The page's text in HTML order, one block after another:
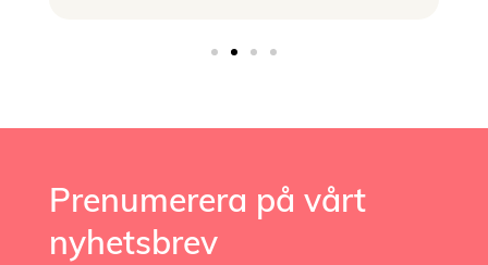
Prenumerera på vårt
nyhetsbrev